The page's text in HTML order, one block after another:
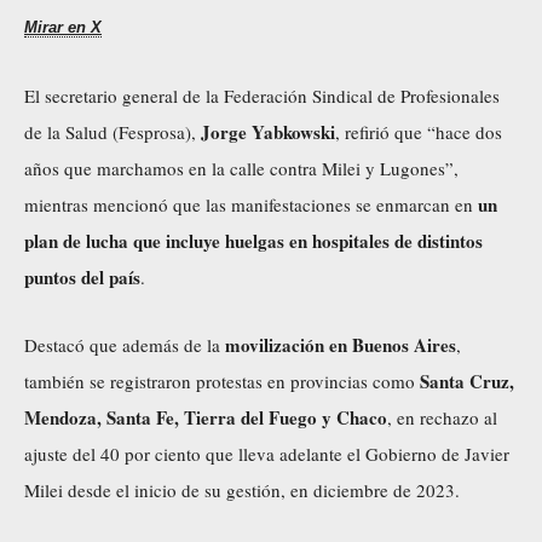
Mirar en X
El secretario general de la Federación Sindical de Profesionales
de la Salud (Fesprosa), Jorge Yabkowski, refirió que “hace dos
años que marchamos en la calle contra Milei y Lugones”,
mientras mencionó que las manifestaciones se enmarcan en un
plan de lucha que incluye huelgas en hospitales de distintos
puntos del país.
Destacó que además de la movilización en Buenos Aires,
también se registraron protestas en provincias como Santa Cruz,
Mendoza, Santa Fe, Tierra del Fuego y Chaco, en rechazo al
ajuste del 40 por ciento que lleva adelante el Gobierno de Javier
Milei desde el inicio de su gestión, en diciembre de 2023.